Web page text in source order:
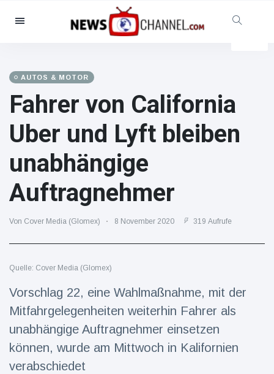
Kategorien
Soziales & Spaß
Kino und TV
(12454)
Promis
(39366)
Mode & Schönheit
(2776)
(15246)
Essen und Trinken
(7199)
Gaming
(3575)
(8534)
Reisen & Abenteuer
(2252)
Neueste
Nachrichten
AUTOS & MOTOR
Fahrer von California
Uber und Lyft bleiben
unabhängige
Auftragnehmer
Von Cover Media (Glomex) 8 November 2020 319 Aufrufe
Quelle: Cover Media (Glomex)
Vorschlag 22, eine Wahlmaßnahme, mit der
Mitfahrgelegenheiten weiterhin Fahrer als
unabhängige Auftragnehmer einsetzen
können, wurde am Mittwoch in Kalifornien
verabschiedet